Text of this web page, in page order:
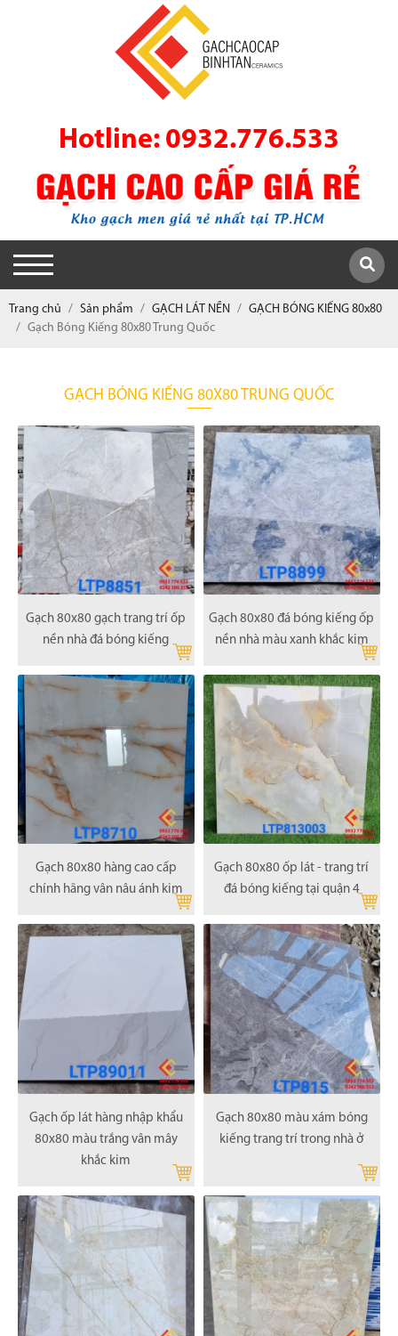
Hotline: 0932.776.533
Trang chủ Sản phẩm GẠCH LÁT NỀN
GẠCH BÓNG KIẾNG 80x80
Gạch Bóng Kiếng 80x80 Trung Quốc
GẠCH BÓNG KIẾNG 80X80 TRUNG QUỐC
Gạch 80x80 gạch trang trí ốp
nền nhà đá bóng kiếng
Gạch 80x80 đá bóng kiếng ốp
nền nhà màu xanh khắc kim
Gạch 80x80 hàng cao cấp
chính hãng vân nâu ánh kim
Gạch 80x80 ốp lát - trang trí
đá bóng kiếng tại quận 4
Gạch ốp lát hàng nhập khẩu
80x80 màu trắng vân mây
khắc kim
Gạch 80x80 màu xám bóng
kiếng trang trí trong nhà ở